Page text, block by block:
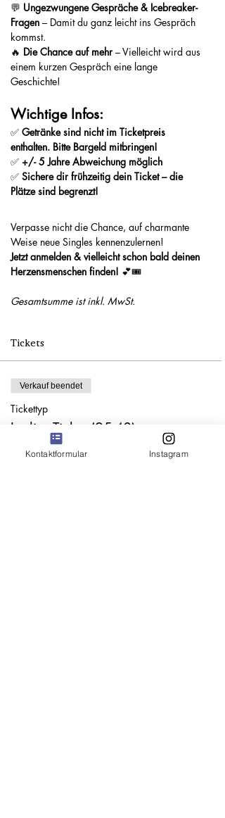
💬 Ungezwungene Gespräche & Icebreaker-
Fragen – Damit du ganz leicht ins Gespräch
kommst.
🔥 Die Chance auf mehr – Vielleicht wird aus
einem kurzen Gespräch eine lange
Geschichte!
Wichtige Infos:
✅ Getränke sind nicht im Ticketpreis
enthalten. Bitte Bargeld mitbringen!
✅ +/- 5 Jahre Abweichung möglich
✅ Sichere dir frühzeitig dein Ticket – die
Plätze sind begrenzt!
Verpasse nicht die Chance, auf charmante
Weise neue Singles kennenzulernen!
Jetzt anmelden & vielleicht schon bald deinen
Herzensmenschen finden! 💕🎟
Gesamtsumme ist inkl. MwSt.
Tickets
Verkauf beendet
Tickettyp
Ladies Ticket (25-40)
Mehr Infos
Kontaktformular Instagram